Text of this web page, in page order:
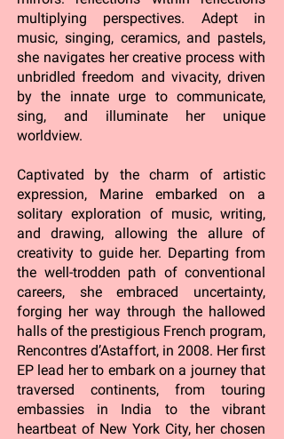
multiplying perspectives. Adept in
music, singing, ceramics, and pastels,
she navigates her creative process with
unbridled freedom and vivacity, driven
by the innate urge to communicate,
sing, and illuminate her unique
worldview.
Captivated by the charm of artistic
expression, Marine embarked on a
solitary exploration of music, writing,
and drawing, allowing the allure of
creativity to guide her. Departing from
the well-trodden path of conventional
careers, she embraced uncertainty,
forging her way through the hallowed
halls of the prestigious French program,
Rencontres d’Astaffort, in 2008. Her first
EP lead her to embark on a journey that
traversed continents, from touring
embassies in India to the vibrant
heartbeat of New York City, her chosen